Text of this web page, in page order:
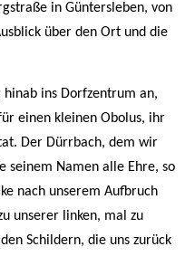
in Güntersleben, von
über den Ort und die
ins Dorfzentrum an,
einen kleinen Obolus, ihr
Der Dürrbach, dem wir
seinem Namen alle Ehre, so
nach unserem Aufbruch
unserer linken, mal zu
Schildern, die uns zurück